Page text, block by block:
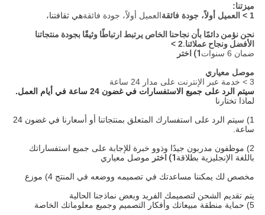
ميزتنا:
1 > العميل أولاً، جودة فائقة
العميل أولاً، جودة فائقةهي ثقافتنا،
نحن نؤمن دائمًا بأن نجاحنا الخاص يرتبط ارتباطًا وثيقًا بجودة منتجاتنا
الأفضل ونجاح عملائنا.2 >
ضمان 6 سنوات
1) اختر
موصل معياري
3 > خدمة عبر الإنترنت على مدار 24 ساعة
سيتم الرد على جميع الاستفسارات في غضون 24 ساعة في أيام العمل.
لماذا تختارنا
1) سيتم الرد على استفسارك المتعلق بمنتجاتنا أو أسعارنا في غضون 24
ساعة.
2) موظفون مدربون جيدًا وذوو خبرة للإجابة على جميع استفساراتك
باللغة الإنجليزية بطلاقة 1) اختر
موصل معياري
مخصص لك يمكننا مساعدتك في تصميمه ووضعه في المنتج 4) موزع
يتم تقديم الشحن لتصميمك الفريد وبعض نماذجنا الحالية
5) حماية منطقة مبيعاتك وأفكار التصميم وجميع معلوماتك الخاصة